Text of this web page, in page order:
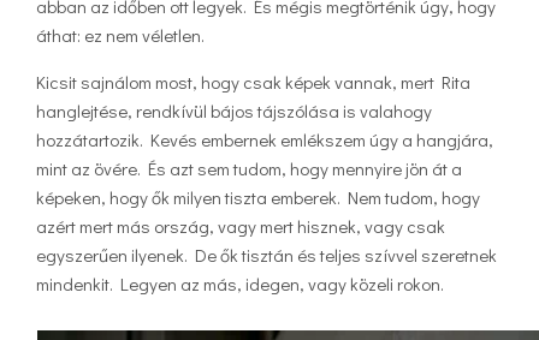
abban az időben ott legyek. És mégis megtörténik úgy, hogy
áthat: ez nem véletlen.
Kicsit sajnálom most, hogy csak képek vannak, mert Rita
hanglejtése, rendkívül bájos tájszólása is valahogy
hozzátartozik. Kevés embernek emlékszem úgy a hangjára,
mint az övére. És azt sem tudom, hogy mennyire jön át a
képeken, hogy ők milyen tiszta emberek. Nem tudom, hogy
azért mert más ország, vagy mert hisznek, vagy csak
egyszerűen ilyenek. De ők tisztán és teljes szívvel szeretnek
mindenkit. Legyen az más, idegen, vagy közeli rokon.